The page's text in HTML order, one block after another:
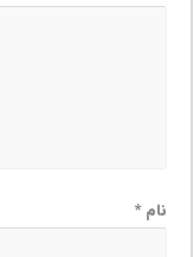
نام*